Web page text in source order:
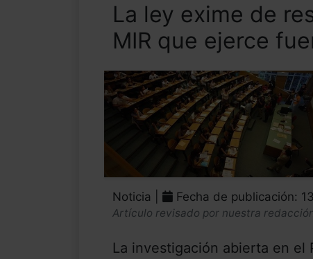
La ley exime de
MIR que ejerce
Noticia | Fecha de publicación:
Artículo revisado por nuestra
La investigación abierta en el